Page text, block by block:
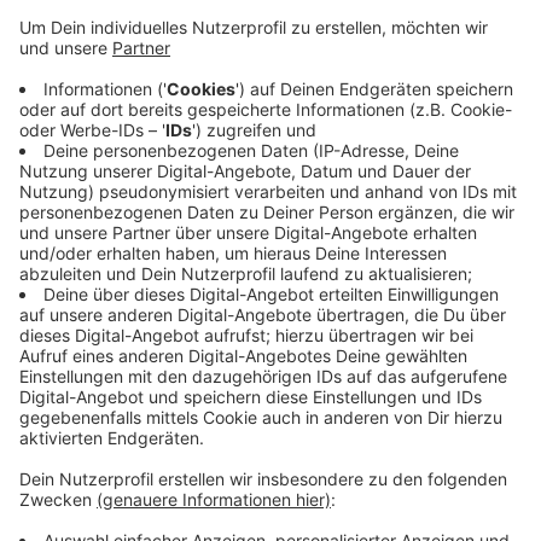
Die Ascheberger Pfarrei könnte sich mit den
Gemeinden in Drensteinfurt und Sendenhorst im
Nachbarkreis Warendorf zusammentun. Über diese
Zukunfts-Pläne des Bistums haben Vertreter der
Pfarreien jetzt erstmals beraten. Sie sammeln jetzt
Kritik, Ideen und Vorschläge. Im Oktober befasst sich
eine Projektgruppe damit. Wegen zurückgehender
Mitgliederzahlen, einem Mitarbeiter-Mangel bei den
Seelsorgern und weniger Kirchensteuern will das
Bistum neue Wege gehen.
Anzeige